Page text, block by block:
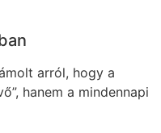
arról, hogy a
hanem a mindennapi